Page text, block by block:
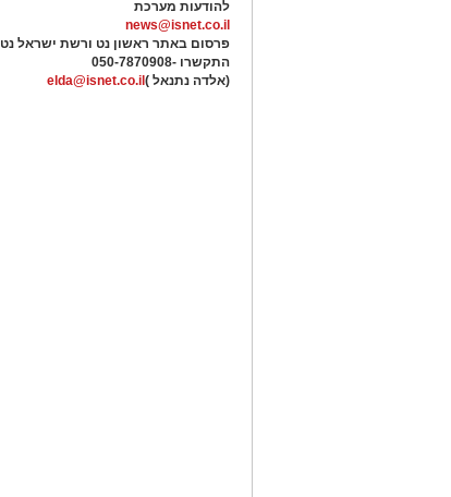
להודעות מערכת
news@isnet.co.il
פרסום באתר ראשון נט ורשת ישראל נט
התקשרו -050-7870908
(אלדה נתנאל ) elda@isnet.co.il